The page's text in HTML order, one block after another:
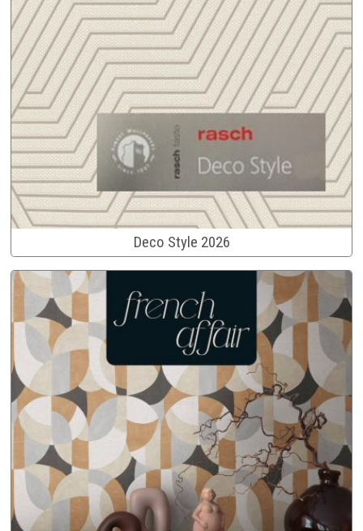
Deco Style 2026